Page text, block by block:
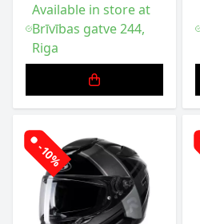
Available in store at
Brīvības gatve 244,
Riga
-10%